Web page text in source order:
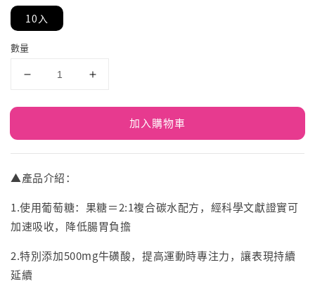
10入
數量
加入購物車
▲產品介紹：
1.使用葡萄糖：果糖＝2:1複合碳水配方，經科學文獻證實可
加速吸收，降低腸胃負擔
2.特別添加500mg牛磺酸，提高運動時專注力，讓表現持續
延續